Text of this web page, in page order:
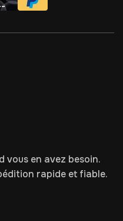
vous en avez besoin.
rapide et fiable.